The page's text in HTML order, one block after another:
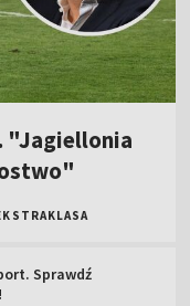
"Jagiellonia
Sprawdź